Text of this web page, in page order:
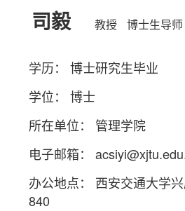
司毅 教授 博士生导师
学历： 博士研究生毕业
学位： 博士
所在单位： 管理学院
电子邮箱：
办公地点： 西安交通大学
840